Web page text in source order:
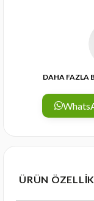
DAHA FAZLA
ÜRÜN